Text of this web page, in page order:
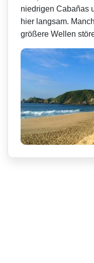
niedrigen Cabañas
hier langsam.
größere Wellen